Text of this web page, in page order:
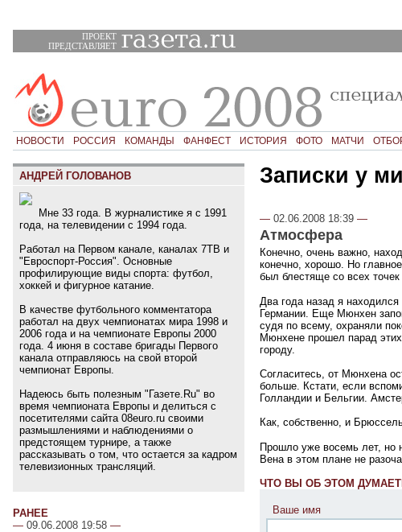
ПРОЕКТ
ПРЕДСТАВЛЯЕТ
НОВОСТИ РОССИЯ КОМАНДЫ ФАНФЕСТ ИСТОРИЯ ФОТО МАТЧИ
АНДРЕЙ ГОЛОВАНОВ
Мне 33 года. В журналистике я с 1991
года, на телевидении с 1994 года.
Работал на Первом канале, каналах 7ТВ и
"Евроспорт-Россия". Основные
профилирующие виды спорта: футбол,
хоккей и фигурное катание.
В качестве футбольного комментатора
работал на двух чемпионатах мира 1998 и
2006 года и на чемпионате Европы 2000
года. 4 июня в составе бригады Первого
канала отправляюсь на свой второй
чемпионат Европы.
Надеюсь быть полезным "Газете.Ru" во
время чемпионата Европы и делиться с
посетителями сайта 08euro.ru своими
размышлениями и наблюдениями о
предстоящем турнире, а также
рассказывать о том, что остается за кадром
телевизионных трансляций.
РАНЕЕ
— 09.06.2008 19:58 —
Записки у
— 02.06.2008 18:39 —
Атмосфера
Конечно, очень важно,
конечно, хорошо. Но
был блестяще со всех точек
Два года назад я
Германии. Еще Мюнхен
судя по всему, охраняли
Мюнхене прошел парад
городу.
Согласитесь, от Мюнхена
больше. Кстати, если
Голландии и Бельгии.
Как, собственно, и
Прошло уже восемь лет, но
Вена в этом плане не
ЧТО ВЫ ОБ ЭТОМ
Ваше имя